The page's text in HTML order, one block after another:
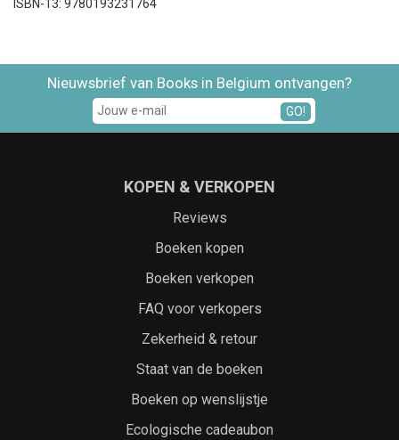
ISBN-13: 9780193231764
Nieuwsbrief van Books in Belgium ontvangen?
GO!
KOPEN & VERKOPEN
Reviews
Boeken kopen
Boeken verkopen
FAQ voor verkopers
Zekerheid & retour
Staat van de boeken
Boeken op wenslijstje
Ecologische cadeaubon